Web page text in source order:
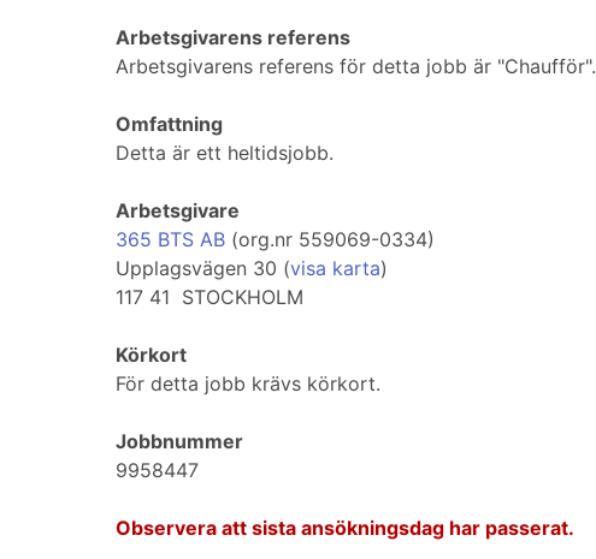
Arbetsgivarens referens
Arbetsgivarens referens för detta jobb är "Chaufför".
Omfattning
Detta är ett heltidsjobb.
Arbetsgivare
365 BTS AB (org.nr 559069-0334)
Upplagsvägen 30 (visa karta)
117 41 STOCKHOLM
Körkort
För detta jobb krävs körkort.
Jobbnummer
9958447
Observera att sista ansökningsdag har passerat.